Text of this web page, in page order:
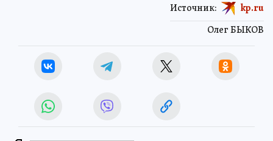
Олег БЫКОВ
Источник: kp.ru